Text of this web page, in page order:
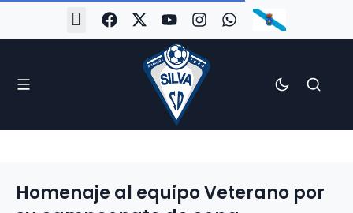
Homenaje al equipo Veterano por